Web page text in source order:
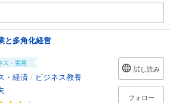
と多角化経営
ス・実用
・経済 / ビジネス教養
試し読み
フォロー